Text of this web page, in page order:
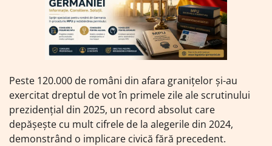
Peste 120.000 de români din afara granițelor și-au
exercitat dreptul de vot în primele zile ale scrutinului
prezidențial din 2025, un record absolut care
depășește cu mult cifrele de la alegerile din 2024,
demonstrând o implicare civică fără precedent.